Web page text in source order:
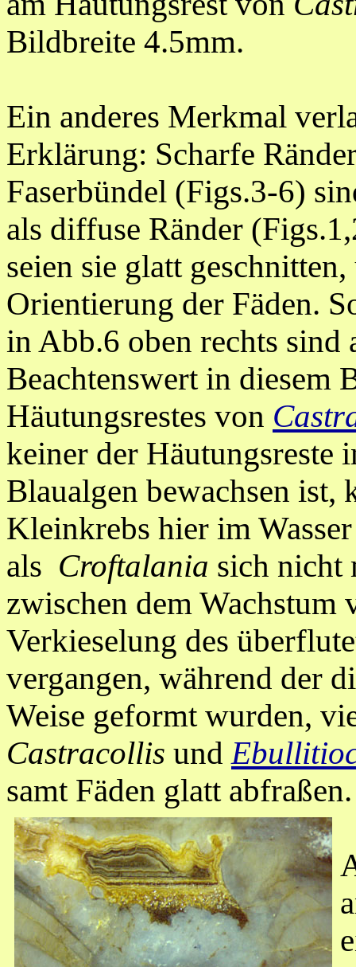
Bildbreite 4.5mm.
Ein anderes Merkmal
Erklärung: Scharfe
Faserbündel (Figs.3-6)
als diffuse Ränder
seien sie glatt
Orientierung der Fäden.
in Abb.6 oben rechts sind
Beachtenswert in diesem
Häutungsrestes von
keiner der Häutungsreste
Blaualgen bewachsen ist,
Kleinkrebs hier im
als Croftalania sich nicht
zwischen dem Wachstum
Verkieselung des
vergangen, während der
Weise geformt wurden,
Castracollis und
samt Fäden glatt abfraßen.